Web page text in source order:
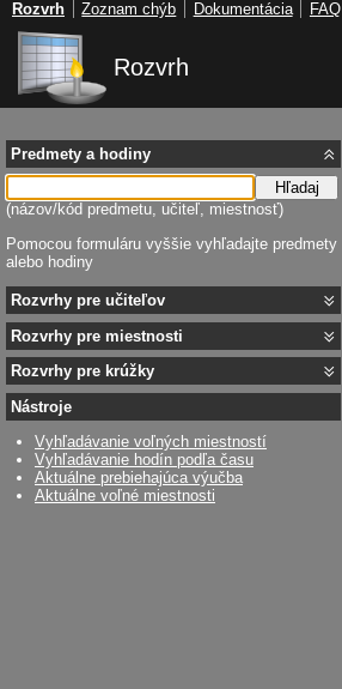
Rozvrh
Predmety a hodiny
Hľadaj
(názov/kód predmetu, učiteľ, miestnosť)
Pomocou formuláru vyššie vyhľadajte predmety
alebo hodiny
Rozvrhy pre učiteľov
Rozvrhy pre miestnosti
Rozvrhy pre krúžky
Nástroje
Vyhľadávanie voľných miestností
Vyhľadávanie hodín podľa času
Aktuálne prebiehajúca výučba
Aktuálne voľné miestnosti
Rozvrh Zoznam chýb Dokumentácia FAQ